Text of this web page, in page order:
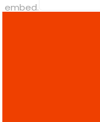
embed.